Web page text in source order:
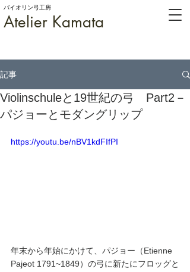
Atelier Kamata
バイオリン弓工房
記事
Violinschuleと19世紀の弓 Part2－
パジョーとモダングリップ
https://youtu.be/nBV1kdFIfPI
年末から年始にかけて、パジョー（Etienne
Pajeot 1791~1849）の弓に新たにフロッグと